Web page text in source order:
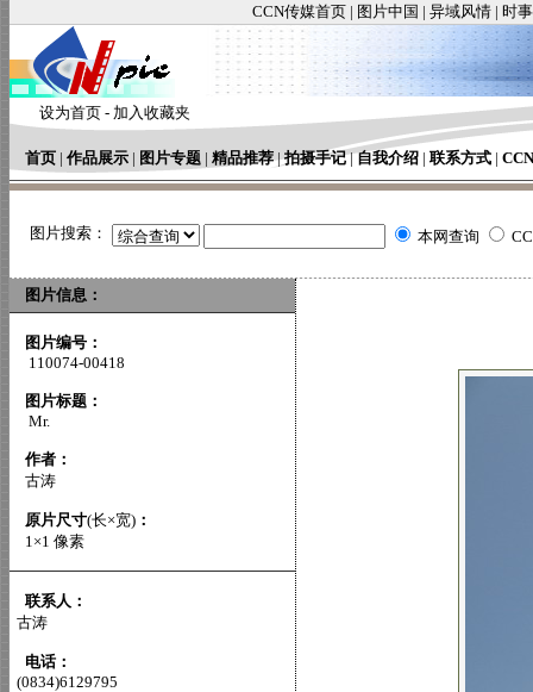
CCN传媒首页 | 图片中国 | 异域风情 | 时
设为首页 - 加入收藏夹
首页 | 作品展示 | 图片专题 | 精品推荐|拍摄手记|自我介绍 | 联系方式 |
图片搜索： 本网查询
图片信息：
图片编号：
110074-00418
图片标题：
Mr.
作者：
古涛
原片尺寸(长×宽) ：
1×1 像素
联系人：
古涛
电话：
(0834)6129795